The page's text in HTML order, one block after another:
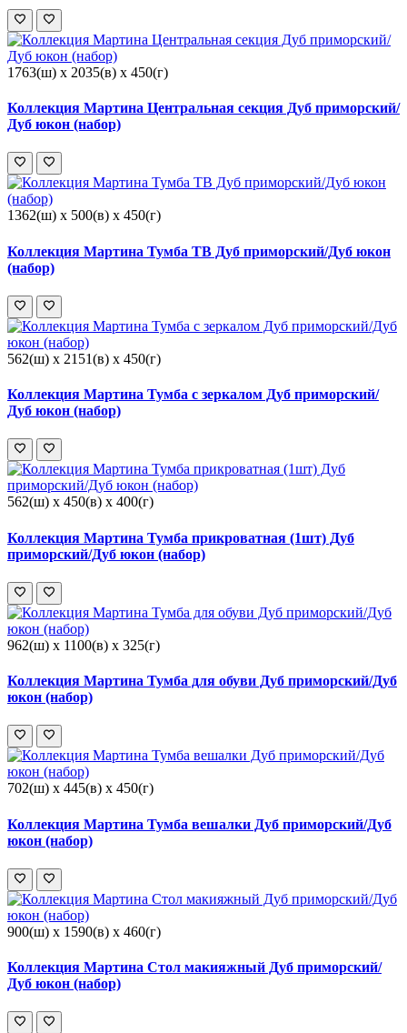
1763(ш) x 2035(в) x 450(г)
Коллекция Мартина Центральная секция Дуб приморский/
Дуб юкон (набор)
1362(ш) x 500(в) x 450(г)
Коллекция Мартина Тумба ТВ Дуб приморский/Дуб юкон
(набор)
562(ш) x 2151(в) x 450(г)
Коллекция Мартина Тумба с зеркалом Дуб приморский/
Дуб юкон (набор)
562(ш) x 450(в) x 400(г)
Коллекция Мартина Тумба прикроватная (1шт) Дуб
приморский/Дуб юкон (набор)
962(ш) x 1100(в) x 325(г)
Коллекция Мартина Тумба для обуви Дуб приморский/Дуб
юкон (набор)
702(ш) x 445(в) x 450(г)
Коллекция Мартина Тумба вешалки Дуб приморский/Дуб
юкон (набор)
900(ш) x 1590(в) x 460(г)
Коллекция Мартина Стол макияжный Дуб приморский/
Дуб юкон (набор)